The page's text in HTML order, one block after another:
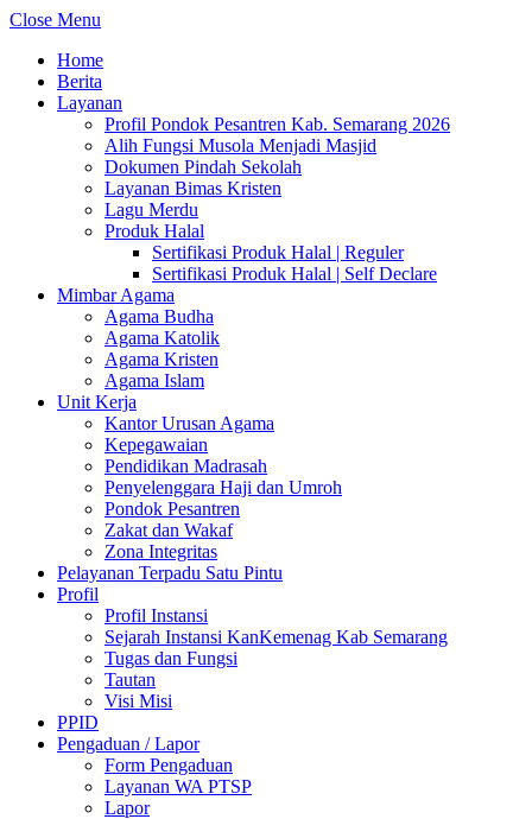
Close Menu
Home
Berita
Layanan
Profil Pondok Pesantren Kab. Semarang 2026
Alih Fungsi Musola Menjadi Masjid
Dokumen Pindah Sekolah
Layanan Bimas Kristen
Lagu Merdu
Produk Halal
Sertifikasi Produk Halal | Reguler
Sertifikasi Produk Halal | Self Declare
Mimbar Agama
Agama Budha
Agama Katolik
Agama Kristen
Agama Islam
Unit Kerja
Kantor Urusan Agama
Kepegawaian
Pendidikan Madrasah
Penyelenggara Haji dan Umroh
Pondok Pesantren
Zakat dan Wakaf
Zona Integritas
Pelayanan Terpadu Satu Pintu
Profil
Profil Instansi
Sejarah Instansi KanKemenag Kab Semarang
Tugas dan Fungsi
Tautan
Visi Misi
PPID
Pengaduan / Lapor
Form Pengaduan
Layanan WA PTSP
Lapor